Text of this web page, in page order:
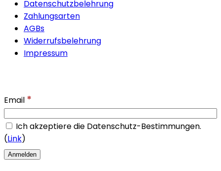
Datenschutzbelehrung
Zahlungsarten
AGBs
Widerrufsbelehrung
Impressum
Email *
Ich akzeptiere die Datenschutz-Bestimmungen.
(Link)